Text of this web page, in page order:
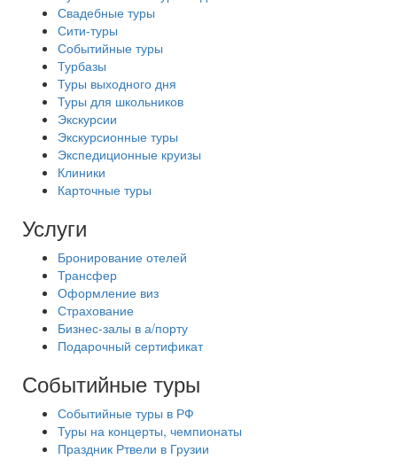
Свадебные туры
Сити-туры
Событийные туры
Турбазы
Туры выходного дня
Туры для школьников
Экскурсии
Экскурсионные туры
Экспедиционные круизы
Клиники
Карточные туры
Услуги
Бронирование отелей
Трансфер
Оформление виз
Страхование
Бизнес-залы в а/порту
Подарочный сертификат
Событийные туры
Событийные туры в РФ
Туры на концерты, чемпионаты
Праздник Ртвели в Грузии